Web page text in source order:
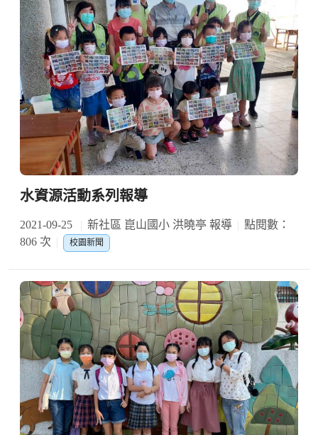
水資源活動系列報導
2021-09-25 新社區 崑山國小 洪曉亭 報導
點閱數：
806 次
校園新聞